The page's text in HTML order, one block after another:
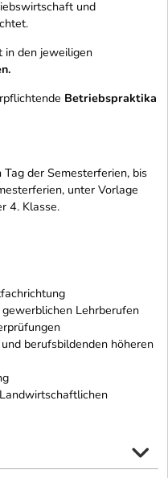
und
in den jeweiligen
Betriebspraktika
der Semesterferien, bis
unter Vorlage
4. Klasse.
Lehrberufen
berufsbildenden höheren